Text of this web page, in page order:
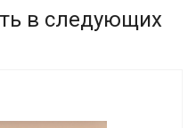
в следующих